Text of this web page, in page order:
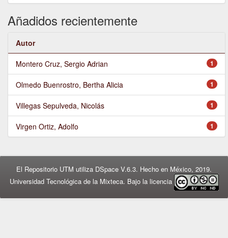
Añadidos recientemente
Autor
1
Montero Cruz, Sergio Adrian
1
Olmedo Buenrostro, Bertha Alicia
1
Villegas Sepulveda, Nicolás
1
Virgen Ortiz, Adolfo
El Repositorio UTM utiliza DSpace V.6.3. Hecho en México, 2019.
Universidad Tecnológica de la Mixteca. Bajo la licencia